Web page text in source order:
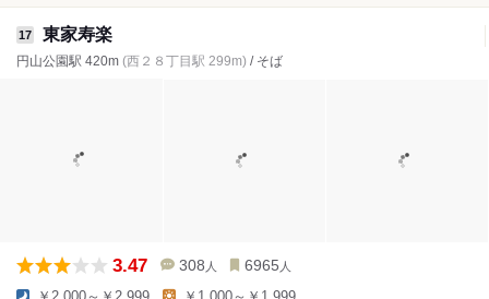
17 東家寿楽
円山公園駅 420m (西２８丁目駅 299m) / そば
3.47 308 人 6965 人